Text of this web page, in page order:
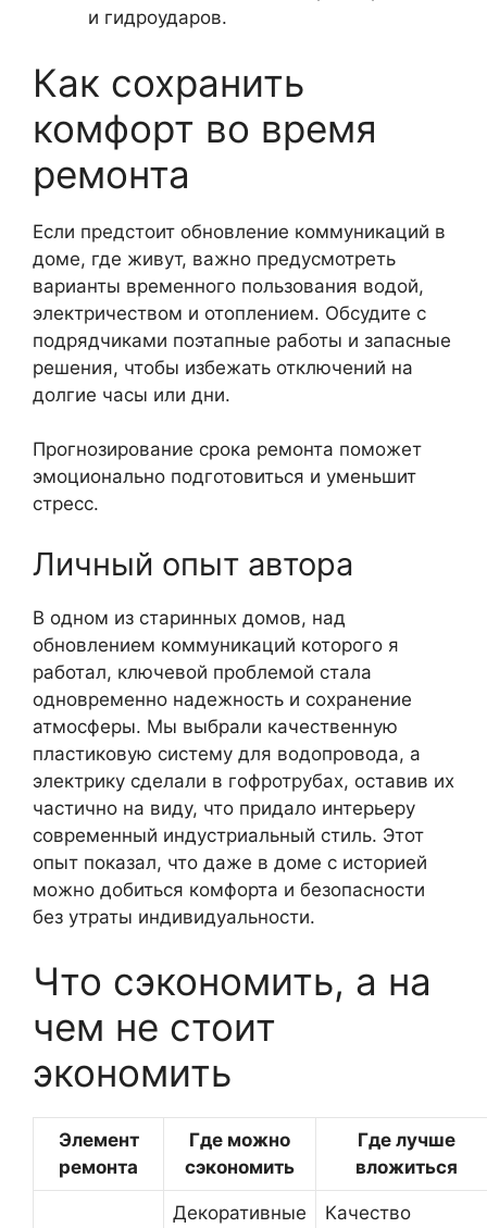
и гидроударов.
Как сохранить
комфорт во время
ремонта
Если предстоит обновление коммуникаций в
доме, где живут, важно предусмотреть
варианты временного пользования водой,
электричеством и отоплением. Обсудите с
подрядчиками поэтапные работы и запасные
решения, чтобы избежать отключений на
долгие часы или дни.
Прогнозирование срока ремонта поможет
эмоционально подготовиться и уменьшит
стресс.
Личный опыт автора
В одном из старинных домов, над
обновлением коммуникаций которого я
работал, ключевой проблемой стала
одновременно надежность и сохранение
атмосферы. Мы выбрали качественную
пластиковую систему для водопровода, а
электрику сделали в гофротрубах, оставив их
частично на виду, что придало интерьеру
современный индустриальный стиль. Этот
опыт показал, что даже в доме с историей
можно добиться комфорта и безопасности
без утраты индивидуальности.
Что сэкономить, а на
чем не стоит
экономить
Элемент
ремонта
Где можно
сэкономить
Где лучше
вложиться
Декоративные
Качество